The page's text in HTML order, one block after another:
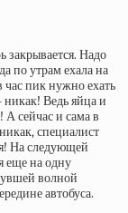
Надо
по утрам ехала на
час пик нужно ехать
Ведь яйца и
сейчас и сама в
специалист
На следующей
еще на одну
волной
автобуса.